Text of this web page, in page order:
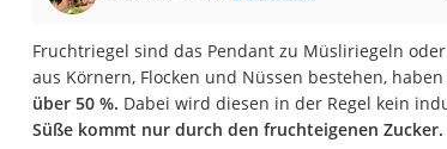
Sardinen
Fruchtriegel sind das Pendant zu Müsliriegeln
aus Körnern, Flocken und Nüssen bestehen, haben
über 50 %. Dabei wird diesen in der Regel kein
Süße kommt nur durch den fruchteigenen Zucker.